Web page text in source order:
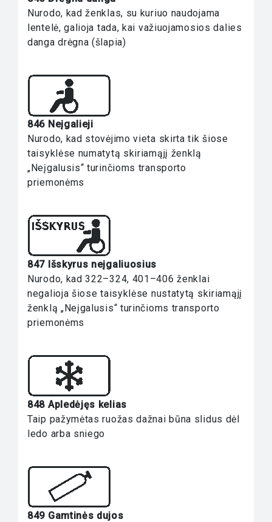
Nurodo, kad ženklas, su kuriuo naudojama
lentelė, galioja tada, kai važiuojamosios dalies
danga drėgna (šlapia)
846 Neįgalieji
Nurodo, kad stovėjimo vieta skirta tik šiose
taisyklėse numatytą skiriamąjį ženklą
„Neįgalusis“ turinčioms transporto
priemonėms
847 Išskyrus neįgaliuosius
Nurodo, kad 322–324, 401–406 ženklai
negalioja šiose taisyklėse nustatytą skiriamąjį
ženklą „Neįgalusis“ turinčioms transporto
priemonėms
848 Apledėjęs kelias
Taip pažymėtas ruožas dažnai būna slidus dėl
ledo arba sniego
849 Gamtinės dujos